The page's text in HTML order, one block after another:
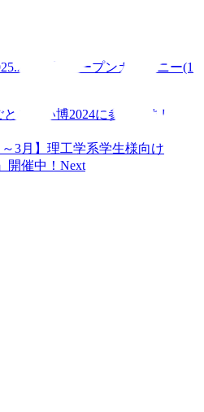
冬季オープンカンパニー(1
みらい博2024に参加しまし
3月】理工学系学生様向け
開催中！ Next